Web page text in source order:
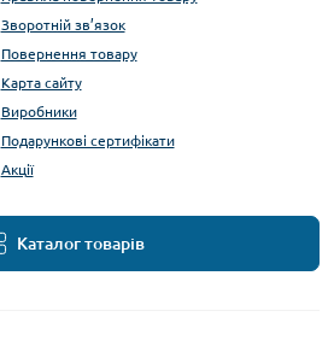
Зворотній зв’язок
Повернення товару
Карта сайту
Виробники
Подарункові сертифікати
Акції
Каталог товарів